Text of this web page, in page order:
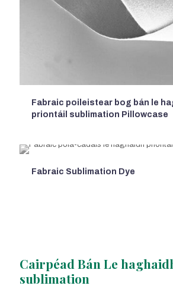
Fabraic poileistear bog bán le
priontáil sublimation Pillowcase
Fabraic Sublimation Dye
Cairpéad Bán Le
sublimation